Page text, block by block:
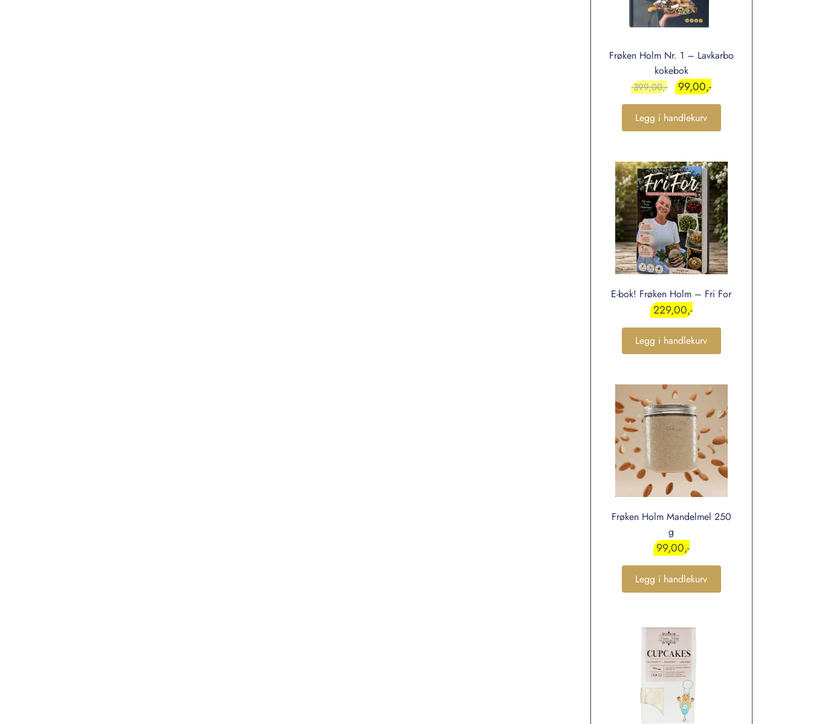
Frøken Holm Nr. 1 – Lavkarbo
kokebok
399,00 99,00
Legg i handlekurv
E-bok! Frøken Holm – Fri For
229,00
Legg i handlekurv
Frøken Holm Mandelmel 250
g
99,00
Legg i handlekurv